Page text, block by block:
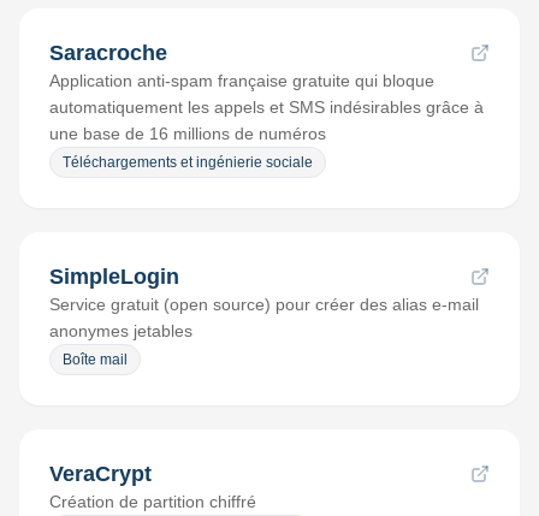
Saracroche
Application anti-spam française gratuite qui bloque
automatiquement les appels et SMS indésirables grâce à
une base de 16 millions de numéros
Téléchargements et ingénierie sociale
SimpleLogin
Service gratuit (open source) pour créer des alias e-mail
anonymes jetables
Boîte mail
VeraCrypt
Création de partition chiffré